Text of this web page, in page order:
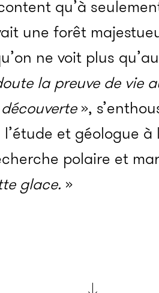
qu’à
une forêt
ne voit plus
la preuve de vie
»,
et géologue à
polaire et
glace. »